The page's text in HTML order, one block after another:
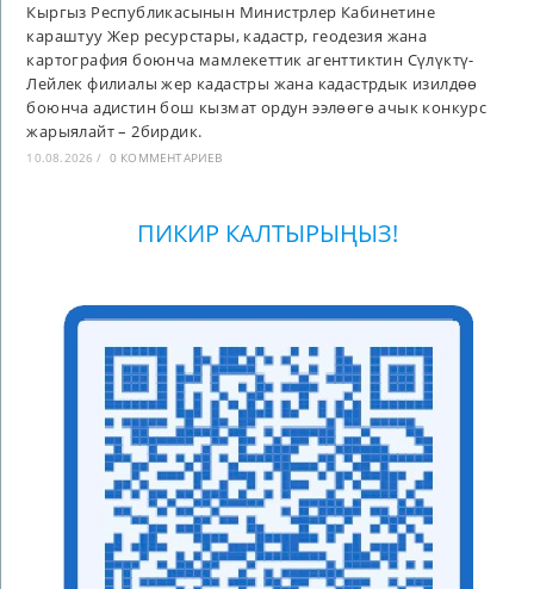
Кыргыз Республикасынын Министрлер Кабинетине
караштуу Жер ресурстары, кадастр, геодезия жана
картография боюнча мамлекеттик агенттиктин Сүлүктү-
Лейлек филиалы жер кадастры жана кадастрдык изилдөө
боюнча адистин бош кызмат ордун ээлөөгө ачык конкурс
жарыялайт – 2бирдик.
10.08.2026 / 0 КОММЕНТАРИЕВ
ПИКИР КАЛТЫРЫҢЫЗ!